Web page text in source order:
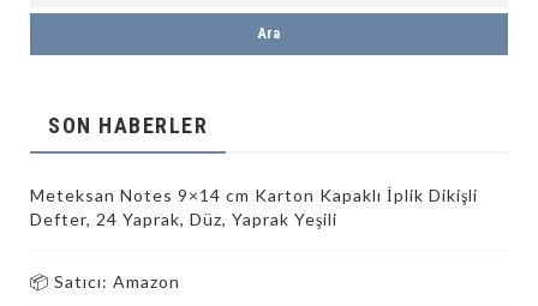
SON HABERLER
Meteksan Notes 9×14 cm Karton Kapaklı İplik Dikişli
Defter, 24 Yaprak, Düz, Yaprak Yeşili
📦 Satıcı: Amazon